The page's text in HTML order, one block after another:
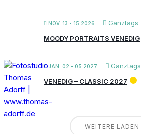
NOV. 13 - 15 2026 Ganztags
MOODY PORTRAITS VENEDIG
JAN. 02 - 05 2027
Ganztags
VENEDIG – CLASSIC 2027
WEITERE LADEN